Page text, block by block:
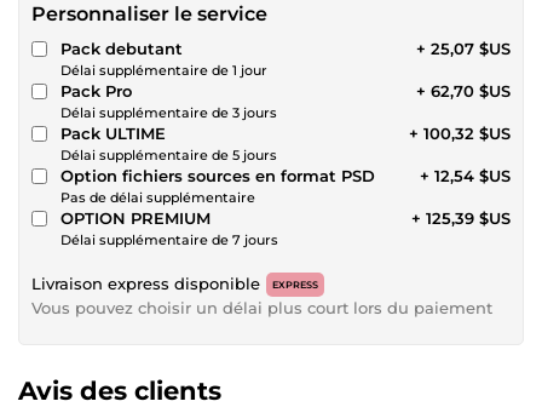
Personnaliser le service
Pack debutant
Délai supplémentaire de 1 jour
+ 25,07 $US
Pack Pro
Délai supplémentaire de 3 jours
+ 62,70 $US
Pack ULTIME
Délai supplémentaire de 5 jours
+ 100,32 $US
Option fichiers sources en format PSD
Pas de délai supplémentaire
+ 12,54 $US
OPTION PREMIUM
Délai supplémentaire de 7 jours
+ 125,39 $US
Livraison express disponible EXPRESS
Vous pouvez choisir un délai plus court lors du paiement
Avis des clients